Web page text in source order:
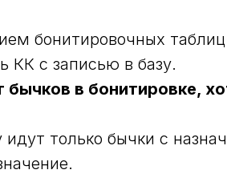
бонитировочных
КК с записью в базу.
бычков в бонитировке,
идут только бычки с